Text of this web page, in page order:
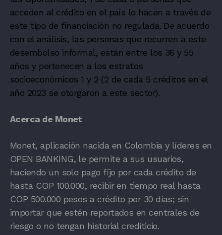
acceden al crédito en el país lo hacen a través de
este tipo de financiación no regulada.​ De acuerdo
con el análisis, las personas que recurren a este
desembolso informal, están entre los 36 y 55
años y pertenecen a los estratos
socioeconómicos 1 y 2 (2 de cada 5 créditos en el
año 2023 se otorgaron a este sector).
Acerca de Monet
Monet, aplicación nacida en Colombia y líderes en
OPEN BANKING, le permite a sus usuarios,
haciendo un solo pago fijo por cada crédito de
hasta COP 100.000, recibir en tiempo real hasta
COP 500.000 pesos a crédito por 30 días; sin
importar que estén reportados en centrales de
riesgo o no tengan historial crediticio.